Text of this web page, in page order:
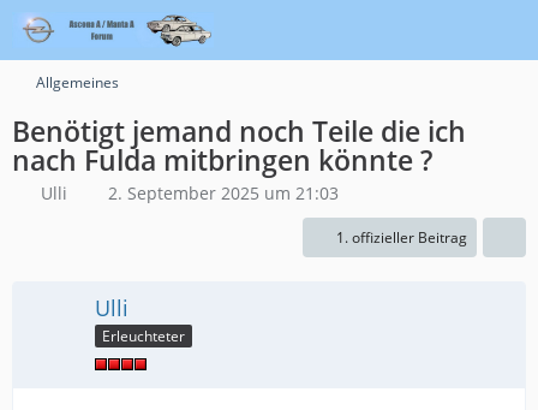
Allgemeines
Benötigt jemand noch Teile die ich
nach Fulda mitbringen könnte ?
Ulli 2. September 2025 um 21:03
1. offizieller Beitrag
Ulli
Erleuchteter